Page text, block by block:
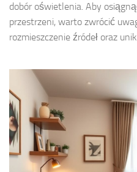
dobór oświetlenia. Aby
przestrzeni, warto zwrócić
rozmieszczenie źródeł oraz